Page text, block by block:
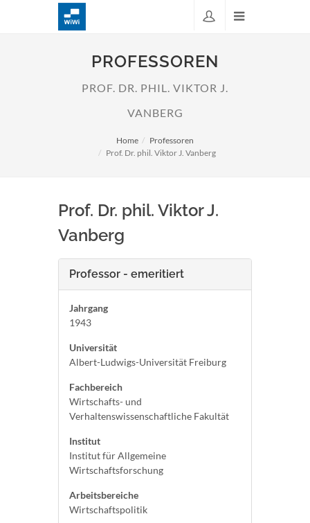
PROFESSOREN
PROF. DR. PHIL. VIKTOR J.
VANBERG
Home
Professoren
Prof. Dr. phil. Viktor J. Vanberg
Prof. Dr. phil. Viktor J.
Vanberg
Professor - emeritiert
Jahrgang
1943
Universität
Albert-Ludwigs-Universität Freiburg
Fachbereich
Wirtschafts- und
Verhaltenswissenschaftliche Fakultät
Institut
Institut für Allgemeine
Wirtschaftsforschung
Arbeitsbereiche
Wirtschaftspolitik